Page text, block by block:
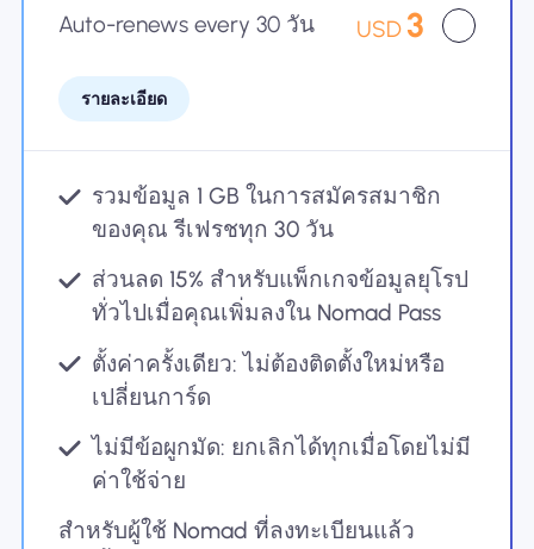
Auto-renews every 30 วัน USD 3
รายละเอียด
รวมข้อมูล 1 GB ในการสมัครสมาชิก
ของคุณ รีเฟรชทุก 30 วัน
ส่วนลด 15% สำหรับแพ็กเกจข้อมูลยุโรป
ทั่วไปเมื่อคุณเพิ่มลงใน Nomad Pass
ตั้งค่าครั้งเดียว: ไม่ต้องติดตั้งใหม่หรือ
เปลี่ยนการ์ด
ไม่มีข้อผูกมัด: ยกเลิกได้ทุกเมื่อโดยไม่มี
ค่าใช้จ่าย
สำหรับผู้ใช้ Nomad ที่ลงทะเบียนแล้ว